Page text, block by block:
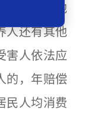
力又无其他
人还有其他
害人依法应
的，年赔偿
民人均消费